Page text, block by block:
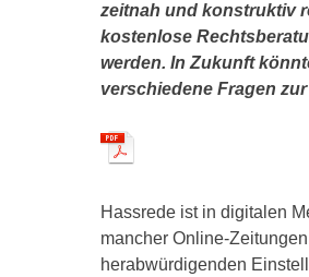
zeitnah und konstruktiv
kostenlose
werden. In Zukunft
verschiedene Fragen
Hassrede ist in digitalen
mancher Online-
herabwürdigenden